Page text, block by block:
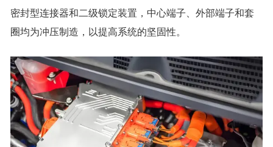
密封型连接器和二级锁定装置，中心端子、外部端子和套
圈均为冲压制造，以提高系统的坚固性。